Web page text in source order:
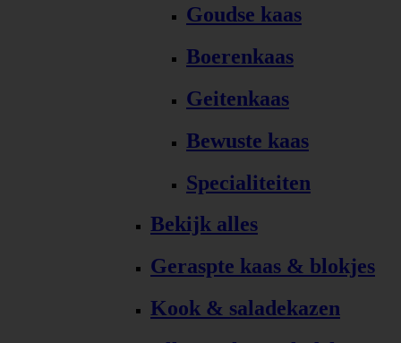
Goudse kaas
Boerenkaas
Geitenkaas
Bewuste kaas
Specialiteiten
Bekijk alles
Geraspte kaas & blokjes
Kook & saladekazen